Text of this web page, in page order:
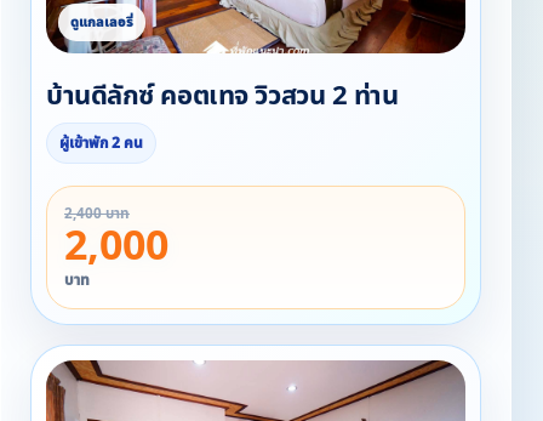
บ้านดีลักซ์ คอตเทจ วิวสวน 2 ท่าน
ผู้เข้าพัก 2 คน
2,400 บาท
2,000
บาท